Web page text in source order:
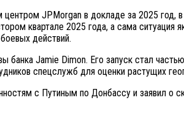
JPMorgan в докладе за 2025 год,
квартале 2025 года, а сама
действий.
банка Jamie Dimon. Его запуск стал
спецслужб для оценки растущих
с Путиным по Донбассу и заявил о